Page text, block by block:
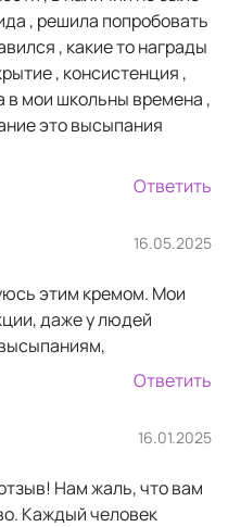
, решила попробовать
, какие то награды
, консистенция ,
в мои школьны времена ,
это высыпания
Ответить
16.05.2025
этим кремом. Мои
даже у людей
Ответить
16.01.2025
Нам жаль, что вам
Каждый человек